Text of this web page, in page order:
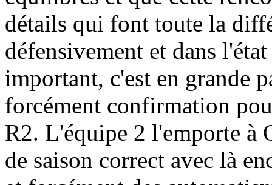
détails qui font toute la
défensivement et dans
important, c'est en grande
forcément confirmation
R2. L'équipe 2 l'emporte à
de saison correct avec là